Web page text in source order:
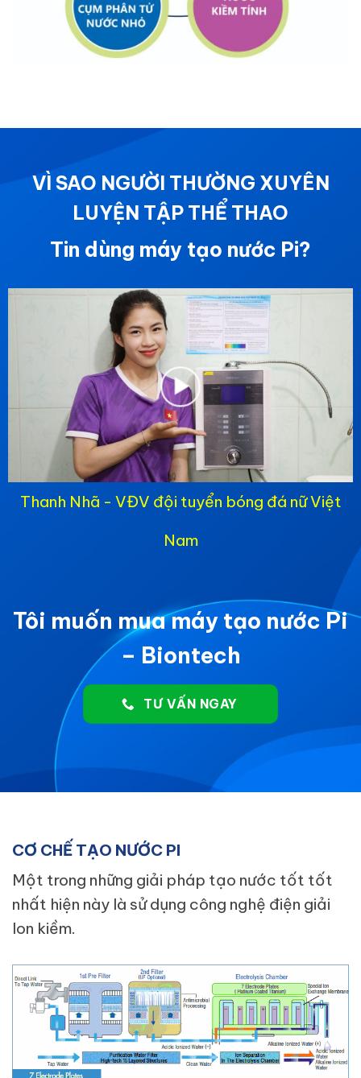
VÌ SAO NGƯỜI THƯỜNG XUYÊN
LUYỆN TẬP THỂ THAO
Tin dùng máy tạo nước Pi?
Thanh Nhã - VĐV đội tuyển bóng đá nữ Việt
Nam
Tôi muốn mua máy tạo nước Pi
– Biontech
TƯ VẤN NGAY
CƠ CHẾ TẠO NƯỚC PI
Một trong những giải pháp tạo nước tốt tốt
nhất hiện này là sử dụng công nghệ điện giải
Ion kiềm.